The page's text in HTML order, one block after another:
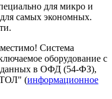
для микро и
самых экономных.
Система
оборудование с
в ОФД (54-ФЗ),
(информационное